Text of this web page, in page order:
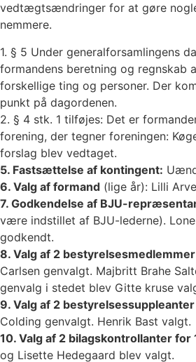
vedtægtsændringer for at gøre
nemmere.
1. § 5 Under generalforsamlingens
formandens beretning og regnskab
forskellige ting og personer. Der
punkt på dagordenen.
2. § 4 stk. 1 tilføjes: Det er
forening, der tegner foreningen:
forslag blev vedtaget.
5. Fastsættelse af kontingent:
6. Valg af formand (lige år): Lilli
7. Godkendelse af BJU-
være indstillet af BJU-lederne).
godkendt.
8. Valg af 2
Carlsen genvalgt. Majbritt Brahe
genvalg i stedet blev Gitte kruse
9. Valg af 2 bestyrelsessuppleanter
Colding genvalgt. Henrik Bast valgt.
10. Valg af 2 bilagskontrollanter for
og Lisette Hedegaard blev valgt.